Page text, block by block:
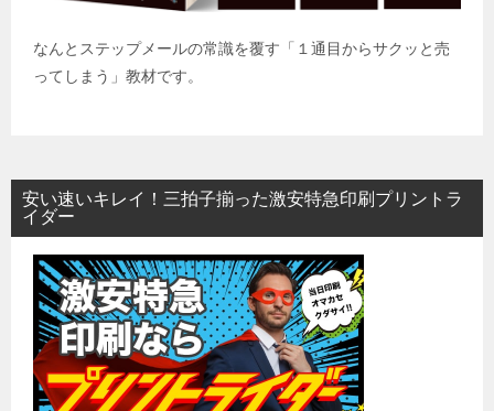
なんとステップメールの常識を覆す「１通目からサクッと売
ってしまう」教材です。
安い速いキレイ！三拍子揃った激安特急印刷プリントラ
イダー